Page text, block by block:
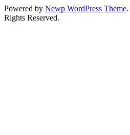
Powered by Newp WordPress Theme.
Rights Reserved.